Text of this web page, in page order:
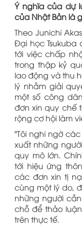
Ý nghĩa của dự
của Nhật Bản là
Theo Junichi
Đại học Tsukuba
tới việc chấp
trong thập kỷ
lao động và thu
lý nhằm giải
một số công
đơn xin quy chế
rộng cơ hội làm
"Tôi nghi ngờ
xuất những
quy mô lớn.
tới hiệu ứng
các đơn xin tị
cùng một lý do,
những người
chỗ để thảo
trên thực tế.